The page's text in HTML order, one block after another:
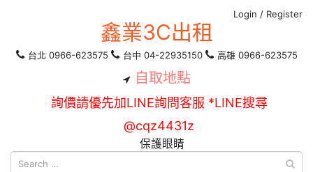
Login / Register
鑫業3C出租
台北 0966-623575 台中 04-22935150 高雄 0966-623575
自取地點
詢價請優先加LINE詢問客服 *LINE搜尋
@cqz4431z
保護眼睛